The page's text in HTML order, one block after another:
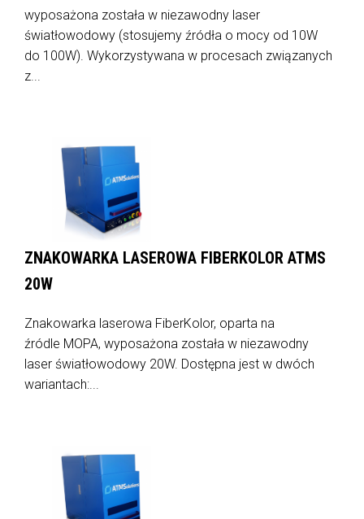
wyposażona została w niezawodny laser
światłowodowy (stosujemy źródła o mocy od 10W
do 100W). Wykorzystywana w procesach związanych
z...
ZNAKOWARKA LASEROWA FIBERKOLOR ATMS
20W
Znakowarka laserowa FiberKolor, oparta na
źródle MOPA, wyposażona została w niezawodny
laser światłowodowy 20W. Dostępna jest w dwóch
wariantach:...